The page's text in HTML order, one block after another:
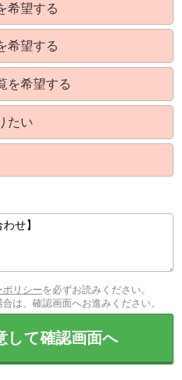
希望する
希望する
を希望する
たい
リシーを必ずお読みください。
は、確認画面へお進みください。
して確認画面へ